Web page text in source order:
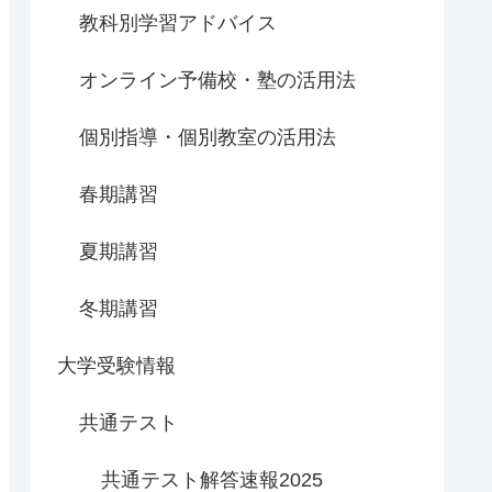
教科別学習アドバイス
オンライン予備校・塾の活用法
個別指導・個別教室の活用法
春期講習
夏期講習
冬期講習
大学受験情報
共通テスト
共通テスト解答速報2025